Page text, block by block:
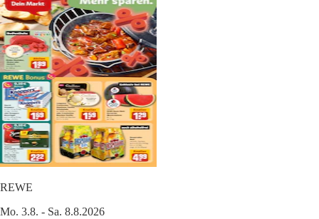
REWE
Mo. 3.8. - Sa. 8.8.2026